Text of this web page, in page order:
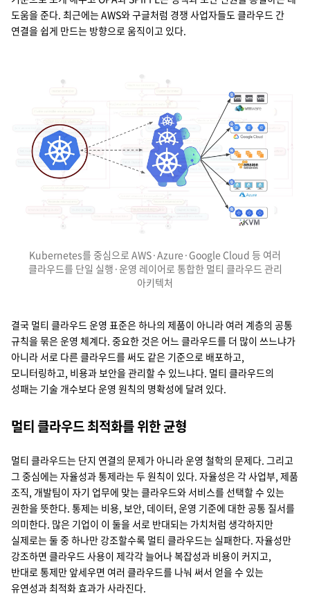
도움을 준다. 최근에는 AWS와 구글처럼 경쟁 사업자들도 클라우드 간
연결을 쉽게 만드는 방향으로 움직이고 있다.
Kubernetes를 중심으로 AWS·Azure·Google Cloud 등 여러
클라우드를 단일 실행·운영 레이어로 통합한 멀티 클라우드 관리
아키텍처
결국 멀티 클라우드 운영 표준은 하나의 제품이 아니라 여러 계층의 공통
규칙을 묶은 운영 체계다. 중요한 것은 어느 클라우드를 더 많이 쓰느냐가
아니라 서로 다른 클라우드를 써도 같은 기준으로 배포하고,
모니터링하고, 비용과 보안을 관리할 수 있느냐다. 멀티 클라우드의
성패는 기술 개수보다 운영 원칙의 명확성에 달려 있다.
멀티 클라우드 최적화를 위한 균형
멀티 클라우드는 단지 연결의 문제가 아니라 운영 철학의 문제다. 그리고
그 중심에는 자율성과 통제라는 두 원칙이 있다. 자율성은 각 사업부, 제품
조직, 개발팀이 자기 업무에 맞는 클라우드와 서비스를 선택할 수 있는
권한을 뜻한다. 통제는 비용, 보안, 데이터, 운영 기준에 대한 공통 질서를
의미한다. 많은 기업이 이 둘을 서로 반대되는 가치처럼 생각하지만
실제로는 둘 중 하나만 강조할수록 멀티 클라우드는 실패한다. 자율성만
강조하면 클라우드 사용이 제각각 늘어나 복잡성과 비용이 커지고,
반대로 통제만 앞세우면 여러 클라우드를 나눠 써서 얻을 수 있는
유연성과 최적화 효과가 사라진다.